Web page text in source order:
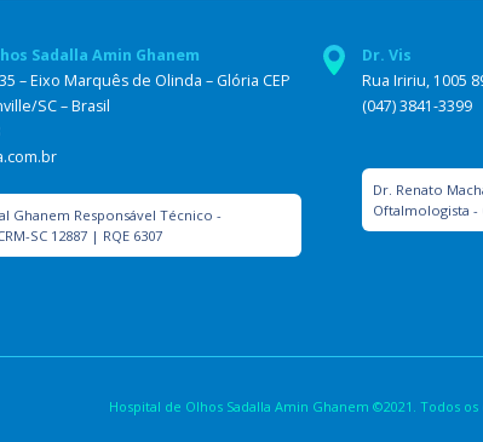
Sadalla Amin Ghanem
– Eixo Marquês de Olinda – Glória CEP
SC – Brasil
Ghanem Responsável Técnico -
SC 12887 | RQE 6307
Dr. Vis
Rua Iririu, 1005
(047) 3841-3399
Dr. Renato
Oftalmologista -
Hospital de Olhos Sadalla Amin Ghanem ©2021. Todos